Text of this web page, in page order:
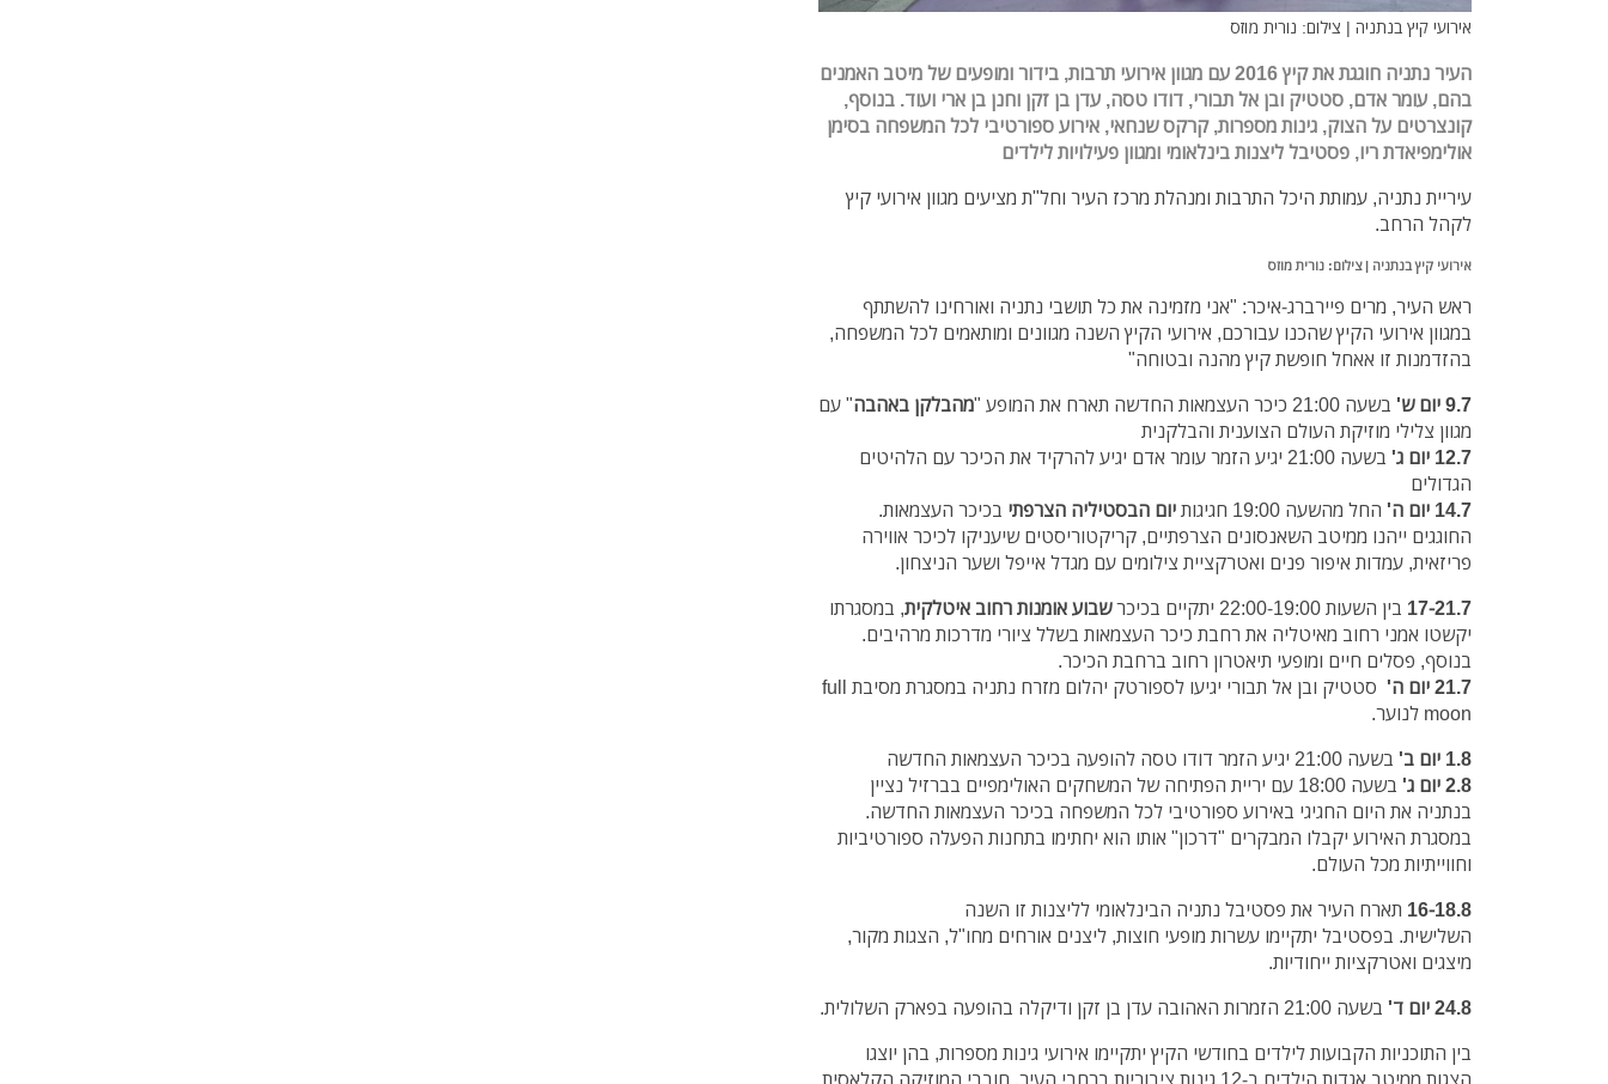
אירועי קיץ בנתניה | צילום: נורית מוזס
העיר נתניה חוגגת את קיץ 2016 עם מגוון אירועי תרבות, בידור ומופעים של מיטב האמנים
בהם, עומר אדם, סטטיק ובן אל תבורי, דודו טסה, עדן בן זקן וחנן בן ארי ועוד. בנוסף,
קונצרטים על הצוק, גינות מספרות, קרקס שנחאי, אירוע ספורטיבי לכל המשפחה בסימן
אולימפיאדת ריו, פסטיבל ליצנות בינלאומי ומגוון פעילויות לילדים
עיריית נתניה, עמותת היכל התרבות ומנהלת מרכז העיר וחל"ת מציעים מגוון אירועי קיץ
לקהל הרחב.
אירועי קיץ בנתניה | צילום: נורית מוזס
ראש העיר, מרים פיירברג-איכר: "אני מזמינה את כל תושבי נתניה ואורחינו להשתתף
במגוון אירועי הקיץ שהכנו עבורכם, אירועי הקיץ השנה מגוונים ומותאמים לכל המשפחה,
בהזדמנות זו אאחל חופשת קיץ מהנה ובטוחה"
9.7 יום ש'
בשעה 21:00 כיכר העצמאות החדשה תארח את המופע "מהבלקן באהבה" עם
מגוון צלילי מוזיקת העולם הצוענית והבלקנית
12.7 יום ג'
בשעה 21:00 יגיע הזמר עומר אדם יגיע להרקיד את הכיכר עם הלהיטים
הגדולים
14.7 יום ה'
החל מהשעה 19:00 חגיגות יום הבסטיליה הצרפתי בכיכר העצמאות.
החוגגים ייהנו ממיטב השאנסונים הצרפתיים, קריקטוריסטים שיעניקו לכיכר אווירה
פריזאית, עמדות איפור פנים ואטרקציית צילומים עם מגדל אייפל ושער הניצחון.
17-21.7 בין השעות 22:00-19:00 יתקיים בכיכר שבוע אומנות רחוב איטלקית, במסגרתו
יקשטו אמני רחוב מאיטליה את רחבת כיכר העצמאות בשלל ציורי מדרכות מרהיבים.
בנוסף, פסלים חיים ומופעי תיאטרון רחוב ברחבת הכיכר.
21.7 יום ה'
סטטיק ובן אל תבורי יגיעו לספורטק יהלום מזרח נתניה במסגרת מסיבת full
moon לנוער.
1.8 יום ב
' בשעה 21:00 יגיע הזמר דודו טסה להופעה בכיכר העצמאות החדשה
2.8 יום ג'
בשעה 18:00 עם יריית הפתיחה של המשחקים האולימפיים בברזיל נציין
בנתניה את היום החגיגי באירוע ספורטיבי לכל המשפחה בכיכר העצמאות החדשה.
במסגרת האירוע יקבלו המבקרים "דרכון" אותו הוא יחתימו בתחנות הפעלה ספורטיביות
וחווייתיות מכל העולם.
16-18.8 תארח העיר את פסטיבל נתניה הבינלאומי לליצנות זו השנה
השלישית. בפסטיבל יתקיימו עשרות מופעי חוצות, ליצנים אורחים מחו"ל, הצגות מקור,
מיצגים ואטרקציות ייחודיות.
24.8 יום ד'
בשעה 21:00 הזמרות האהובה עדן בן זקן ודיקלה בהופעה בפארק השלולית.
בין התוכניות הקבועות לילדים בחודשי הקיץ יתקיימו אירועי גינות מספרות, בהן יוצגו